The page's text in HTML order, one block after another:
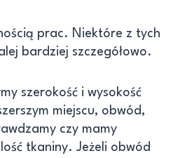
prac. Niektóre z tych
bardziej szczegółowo.
szerokość i wysokość
miejscu, obwód,
czy mamy
tkaniny. Jeżeli obwód